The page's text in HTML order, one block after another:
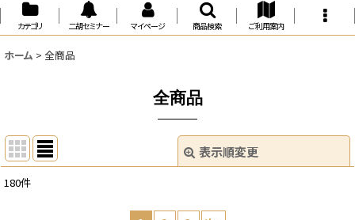
カテゴリ 二胡セミナー マイページ 商品検索 ご利用案内
ホーム > 全商品
全商品
表示順変更
180件